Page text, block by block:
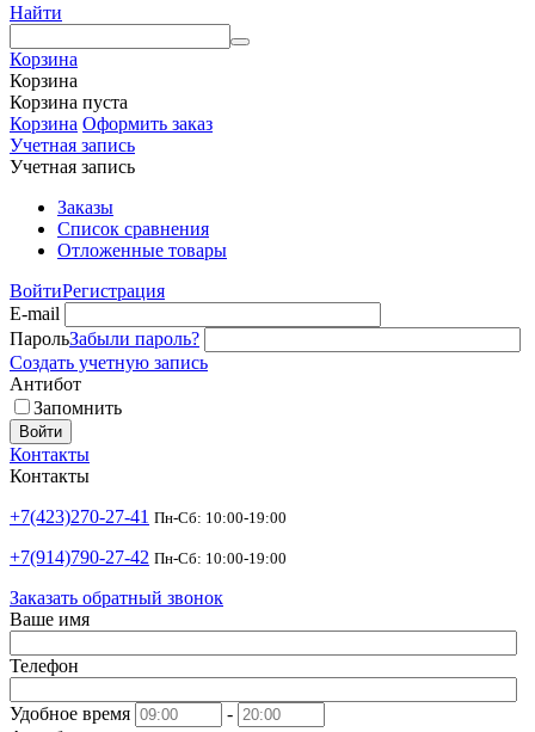
Найти
Корзина
Корзина
Корзина пуста
Корзина Оформить заказ
Учетная запись
Учетная запись
Заказы
Список сравнения
Отложенные товары
ВойтиРегистрация
E-mail
ПарольЗабыли пароль?
Создать учетную запись
Антибот
Запомнить
Войти
Контакты
Контакты
+7(423)270-27-41 Пн-Сб: 10:00-19:00
+7(914)790-27-42 Пн-Сб: 10:00-19:00
Заказать обратный звонок
Ваше имя
Телефон
Удобное время
-